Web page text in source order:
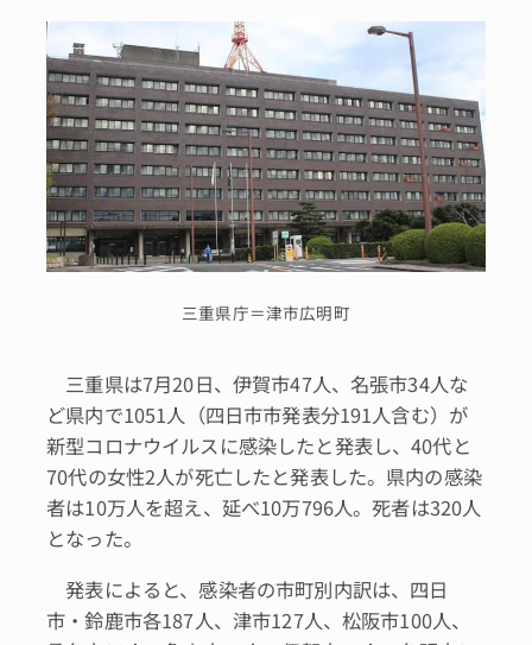
三重県庁＝津市広明町
三重県は7月20日、伊賀市47人、名張市34人な
ど県内で1051人（四日市市発表分191人含む）が
新型コロナウイルスに感染したと発表し、40代と
70代の女性2人が死亡したと発表した。県内の感染
者は10万人を超え、延べ10万796人。死者は320人
となった。
発表によると、感染者の市町別内訳は、四日
市・鈴鹿市各187人、津市127人、松阪市100人、